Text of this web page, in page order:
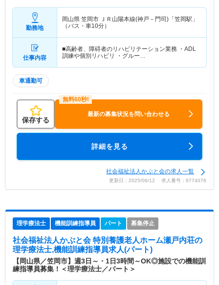
勤務地
岡山県 笠岡市 ＪＲ山陽本線(神戸－門司)「笠岡駅」
（バス・車10分）
仕事内容
■高齢者、障碍者のリハビリテーション業務 ・ADL
訓練や個別リハビリ ・グルー…
車通勤可
保存する
最新の募集状況を問い合わせる
詳細を見る
社会福祉法人かぶと会の求人一覧
更新日：2025/06/12 求人番号：9774078
理学療法士 機能訓練指導員 パート 募集停止
社会福祉法人かぶと会 特別養護老人ホーム瀬戸内荘の
理学療法士,機能訓練指導員求人(パート)
【岡山県／笠岡市】週3日～・1日3時間～OK◎施設での機能訓
練指導員募集！＜理学療法士／パート＞